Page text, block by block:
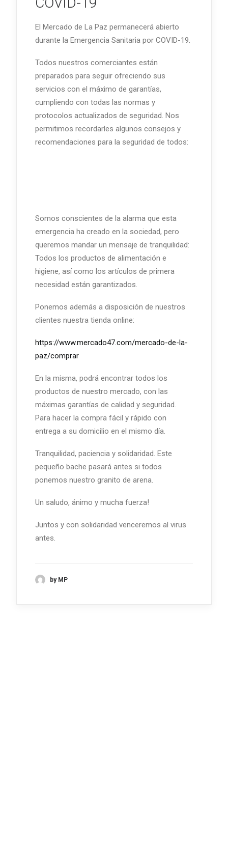
El Mercado de La Paz permanecerá abierto
durante la Emergencia Sanitaria por COVID-19.
Todos nuestros comerciantes están
preparados para seguir ofreciendo sus
servicios con el máximo de garantías,
cumpliendo con todas las normas y
protocolos actualizados de seguridad. Nos
permitimos recordarles algunos consejos y
recomendaciones para la seguridad de todos:
Somos conscientes de la alarma que esta
emergencia ha creado en la sociedad, pero
queremos mandar un mensaje de tranquilidad:
Todos los productos de alimentación e
higiene, así como los artículos de primera
necesidad están garantizados.
Ponemos además a disposición de nuestros
clientes nuestra tienda online:
https://www.mercado47.com/mercado-de-la-
paz/comprar
En la misma, podrá encontrar todos los
productos de nuestro mercado, con las
máximas garantías de calidad y seguridad.
Para hacer la compra fácil y rápido con
entrega a su domicilio en el mismo día.
Tranquilidad, paciencia y solidaridad. Este
pequeño bache pasará antes si todos
ponemos nuestro granito de arena.
Un saludo, ánimo y mucha fuerza!
Juntos y con solidaridad venceremos al virus
antes.
by MP